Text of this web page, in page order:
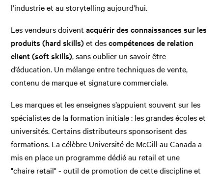
l’industrie et au storytelling aujourd’hui.
Les vendeurs doiventacquérir des connaissances sur les
produits (hard skills)et descompétences de relation
client (soft skills), sans oublier un savoir être
d’éducation. Un mélange entre techniques de vente,
contenu de marque et signature commerciale.
Les marques et les enseignes s’appuient souvent sur les
spécialistes de la formation initiale : les grandes écoles et
universités. Certains distributeurs sponsorisent des
formations. La célèbre Université de McGill au Canada a
mis en place un programme dédié au retail et une
"chaire retail" - outil de promotion de cette discipline et